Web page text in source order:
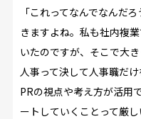
「これってなんでなんだ
きますよね。私も社内複
いたのですが、そこで大
人事って決して人事職だ
PRの視点や考え方が活用
ートしていくことって厳